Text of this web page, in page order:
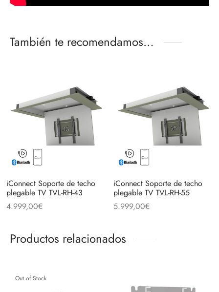
También te recomendamos…
iConnect Soporte de techo
plegable TV TVL-RH-43
4.999,00€
iConnect Soporte de techo
plegable TV TVL-RH-55
5.999,00€
Productos relacionados
Out of Stock